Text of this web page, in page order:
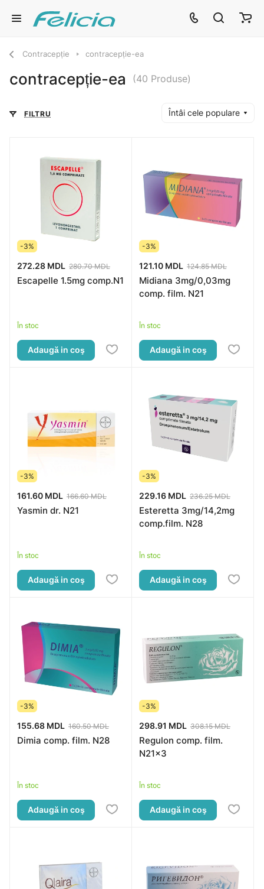
Contracepție contracepție-ea
contracepție-ea (40 Produse)
FILTRU Întâi cele populare
-3%
272.28 MDL 280.70 MDL
Escapelle 1.5mg comp.N1
În stoc
Adaugă in coş
-3%
121.10 MDL 124.85 MDL
Midiana 3mg/0,03mg
comp. film. N21
În stoc
Adaugă in coş
-3%
161.60 MDL 166.60 MDL
Yasmin dr. N21
În stoc
Adaugă in coş
-3%
229.16 MDL 236.25 MDL
Esteretta 3mg/14,2mg
comp.film. N28
În stoc
Adaugă in coş
-3%
155.68 MDL 160.50 MDL
Dimia comp. film. N28
În stoc
Adaugă in coş
-3%
298.91 MDL 308.15 MDL
Regulon comp. film.
N21x3
În stoc
Adaugă in coş